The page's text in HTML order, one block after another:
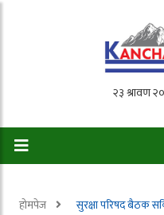
होमपेज सुरक्षा परिषद बैठक